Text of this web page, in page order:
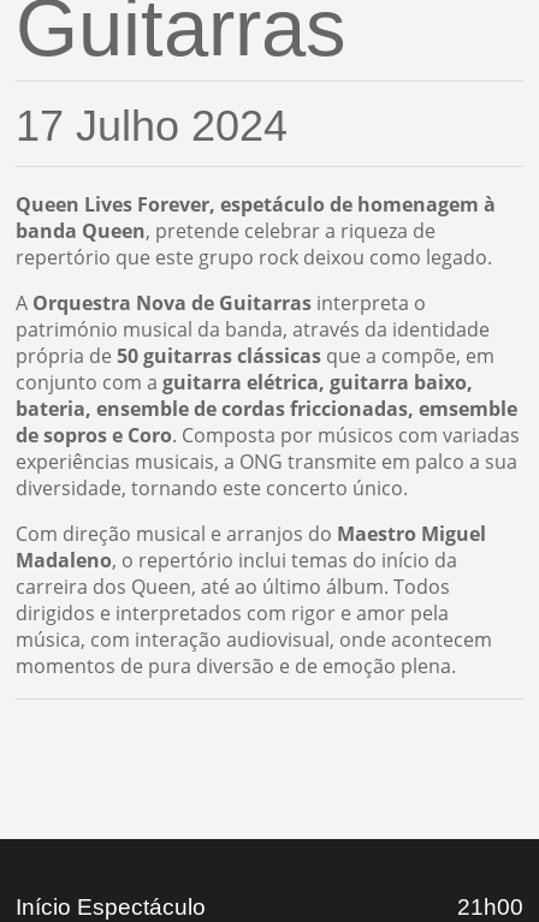
Guitarras
17 Julho 2024
Queen Lives Forever, espetáculo de homenagem à
banda Queen, pretende celebrar a riqueza de
repertório que este grupo rock deixou como legado.
A Orquestra Nova de Guitarras interpreta o
património musical da banda, através da identidade
própria de50 guitarras clássicas que a compõe, em
conjunto com aguitarra elétrica, guitarra baixo,
bateria, ensemble de cordas friccionadas, emsemble
de sopros e Coro. Composta por músicos com variadas
experiências musicais, a ONG transmite em palco a sua
diversidade, tornando este concerto único.
Com direção musical e arranjos do Maestro Miguel
Madaleno, o repertório inclui temas do início da
carreira dos Queen, até ao último álbum. Todos
dirigidos e interpretados com rigor e amor pela
música, com interação audiovisual, onde acontecem
momentos de pura diversão e de emoção plena.
Início Espectáculo
21h00